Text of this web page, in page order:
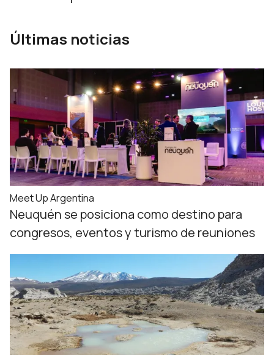
Últimas noticias
Meet Up Argentina
Neuquén se posiciona como destino para
congresos, eventos y turismo de reuniones